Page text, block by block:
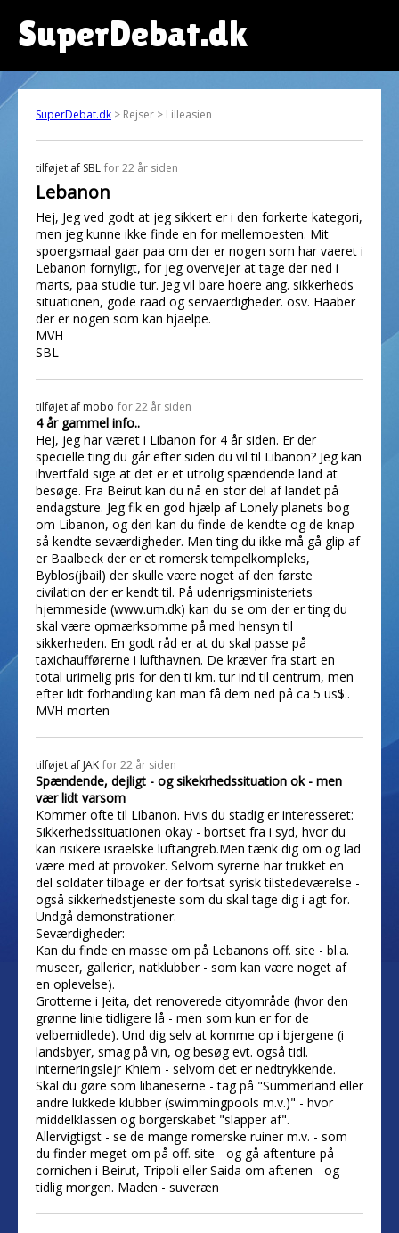
SuperDebat.dk
SuperDebat.dk > Rejser > Lilleasien
tilføjet af SBL for 22 år siden
Lebanon
Hej, Jeg ved godt at jeg sikkert er i den forkerte kategori,
men jeg kunne ikke finde en for mellemoesten. Mit
spoergsmaal gaar paa om der er nogen som har vaeret i
Lebanon fornyligt, for jeg overvejer at tage der ned i
marts, paa studie tur. Jeg vil bare hoere ang. sikkerheds
situationen, gode raad og servaerdigheder. osv. Haaber
der er nogen som kan hjaelpe.
MVH
SBL
tilføjet af mobo for 22 år siden
4 år gammel info..
Hej, jeg har været i Libanon for 4 år siden. Er der
specielle ting du går efter siden du vil til Libanon? Jeg kan
ihvertfald sige at det er et utrolig spændende land at
besøge. Fra Beirut kan du nå en stor del af landet på
endagsture. Jeg fik en god hjælp af Lonely planets bog
om Libanon, og deri kan du finde de kendte og de knap
så kendte seværdigheder. Men ting du ikke må gå glip af
er Baalbeck der er et romersk tempelkompleks,
Byblos(jbail) der skulle være noget af den første
civilation der er kendt til. På udenrigsministeriets
hjemmeside (www.um.dk) kan du se om der er ting du
skal være opmærksomme på med hensyn til
sikkerheden. En godt råd er at du skal passe på
taxichaufførerne i lufthavnen. De kræver fra start en
total urimelig pris for den ti km. tur ind til centrum, men
efter lidt forhandling kan man få dem ned på ca 5 us$..
MVH morten
tilføjet af JAK for 22 år siden
Spændende, dejligt - og sikekrhedssituation ok - men
vær lidt varsom
Kommer ofte til Libanon. Hvis du stadig er interesseret:
Sikkerhedssituationen okay - bortset fra i syd, hvor du
kan risikere israelske luftangreb.Men tænk dig om og lad
være med at provoker. Selvom syrerne har trukket en
del soldater tilbage er der fortsat syrisk tilstedeværelse -
også sikkerhedstjeneste som du skal tage dig i agt for.
Undgå demonstrationer.
Seværdigheder:
Kan du finde en masse om på Lebanons off. site - bl.a.
museer, gallerier, natklubber - som kan være noget af
en oplevelse).
Grotterne i Jeita, det renoverede cityområde (hvor den
grønne linie tidligere lå - men som kun er for de
velbemidlede). Und dig selv at komme op i bjergene (i
landsbyer, smag på vin, og besøg evt. også tidl.
interneringslejr Khiem - selvom det er nedtrykkende.
Skal du gøre som libaneserne - tag på "Summerland eller
andre lukkede klubber (swimmingpools m.v.)" - hvor
middelklassen og borgerskabet "slapper af".
Allervigtigst - se de mange romerske ruiner m.v. - som
du finder meget om på off. site - og gå aftenture på
cornichen i Beirut, Tripoli eller Saida om aftenen - og
tidlig morgen. Maden - suveræn